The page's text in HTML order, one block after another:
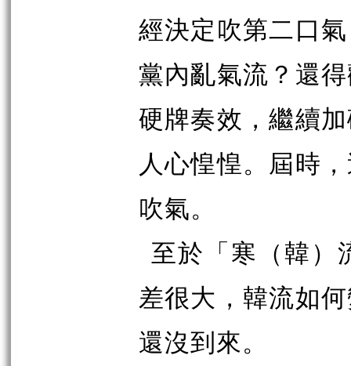
經決定吹第二口
黨內亂氣流？還
硬牌奏效，繼續
人心惶惶。屆時
吹氣。
至於「寒（韓）
差很大，韓流如
還沒到來。